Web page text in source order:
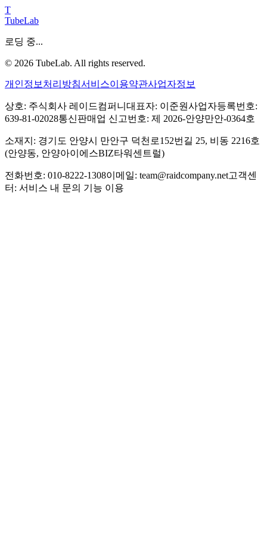
T
TubeLab
로딩 중...
© 2026 TubeLab. All rights reserved.
개인정보처리방침서비스이용약관사업자정보
상호: 주식회사 레이드컴퍼니 대표자: 이준원사업자등록번호:
639-81-02028통신판매업 신고번호: 제 2026-안양만안-0364호
소재지: 경기도 안양시 만안구 덕천로152번길 25, 비동 2216호
(안양동, 안양아이에스BIZ타워센트럴)
전화번호: 010-8222-1308이메일: team@raidcompany.net고객센
터: 서비스 내 문의 기능 이용